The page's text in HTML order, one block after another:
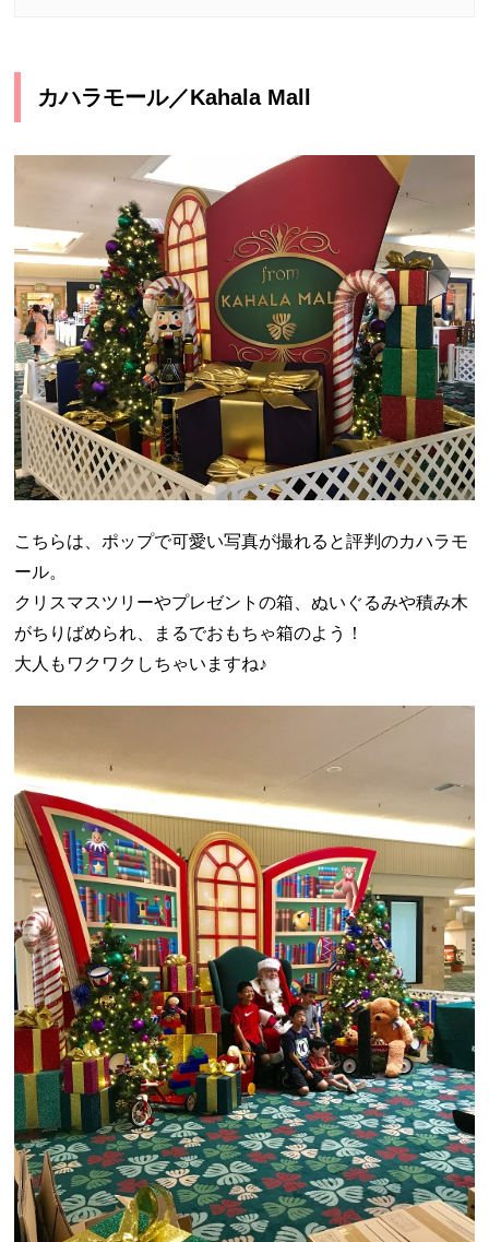
カハラモール／Kahala Mall
こちらは、ポップで可愛い写真が撮れると評判のカハラモ
ール。
クリスマスツリーやプレゼントの箱、ぬいぐるみや積み木
がちりばめられ、まるでおもちゃ箱のよう！
大人もワクワクしちゃいますね♪